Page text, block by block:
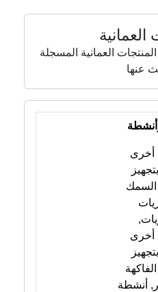
العمانية
العمانية المسجلة
عنها
أخرى
أخرى
أنشطة